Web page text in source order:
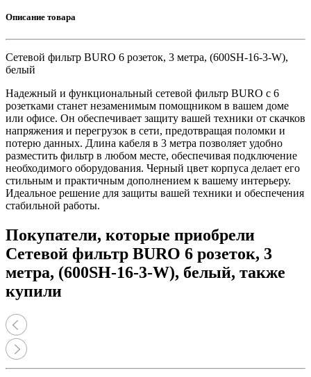
Описание товара
Сетевой фильтр BURO 6 розеток, 3 метра, (600SH-16-3-W),
белый
Надежный и функциональный сетевой фильтр BURO с 6
розетками станет незаменимым помощником в вашем доме
или офисе. Он обеспечивает защиту вашей техники от скачков
напряжения и перегрузок в сети, предотвращая поломки и
потерю данных. Длина кабеля в 3 метра позволяет удобно
разместить фильтр в любом месте, обеспечивая подключение
необходимого оборудования. Черный цвет корпуса делает его
стильным и практичным дополнением к вашему интерьеру.
Идеальное решение для защиты вашей техники и обеспечения
стабильной работы.
Покупатели, которые приобрели
Сетевой фильтр BURO 6 розеток, 3
метра, (600SH-16-3-W), белый, также
купили